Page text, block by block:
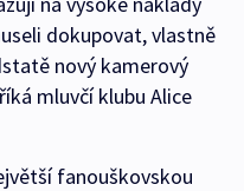
dokupovat, vlastně
nový kamerový
mluvčí klubu Alice
fanouškovskou